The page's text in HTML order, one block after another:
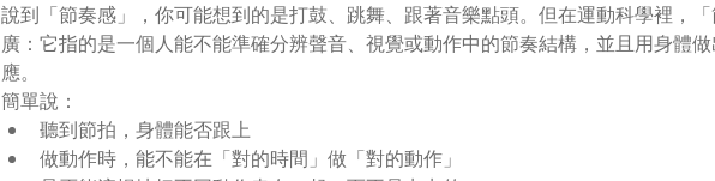
說到「節奏感」，你可能想到的是打鼓、跳舞、跟著音樂點頭。但在運動科學裡，
廣：它指的是一個人能不能準確分辨聲音、視覺或動作中的節奏結構，並且用身體
應。
簡單說：
聽到節拍，身體能否跟上
做動作時，能不能在「對的時間」做「對的動作」